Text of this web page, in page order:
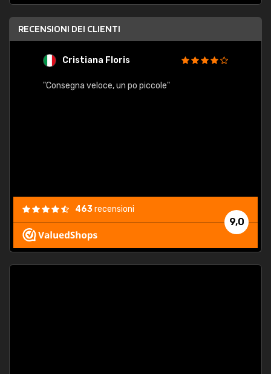
RECENSIONI DEI CLIENTI
Cristiana Floris
"Consegna veloce, un po piccole"
9,0
463recensioni